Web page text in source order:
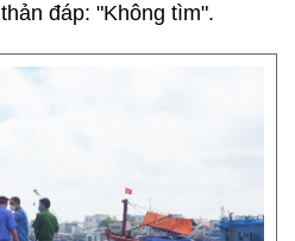
đáp: "Không tìm".